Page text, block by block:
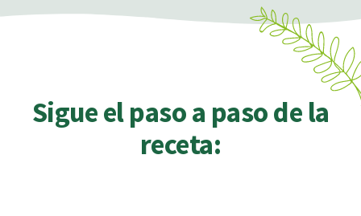
Sigue el paso a paso de la
receta: